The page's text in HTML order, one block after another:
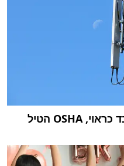
החברה לא הכשירה את העובד כראוי, OSHA הטיל